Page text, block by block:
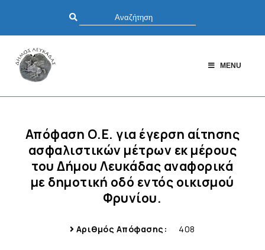
MENU
Απόφαση Ο.Ε. για έγερση αίτησης
ασφαλιστικών μέτρων εκ μέρους
του Δήμου Λευκάδας αναφορικά
με δημοτική οδό εντός οικισμού
Φρυνίου.
Αριθμός Απόφασης: 408